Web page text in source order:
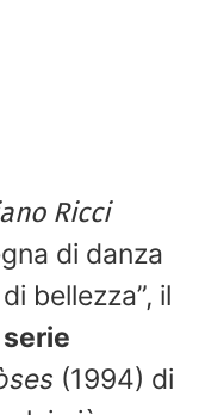
Ricci
di danza
bellezza”, il
serie
(1994) di